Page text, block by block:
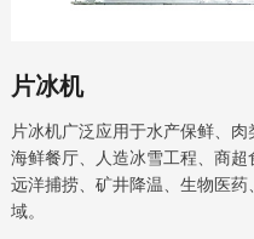
片冰机
片冰机广泛应用于水产保鲜、
海鲜餐厅、人造冰雪工程、商超
远洋捕捞、矿井降温、生物医
域。